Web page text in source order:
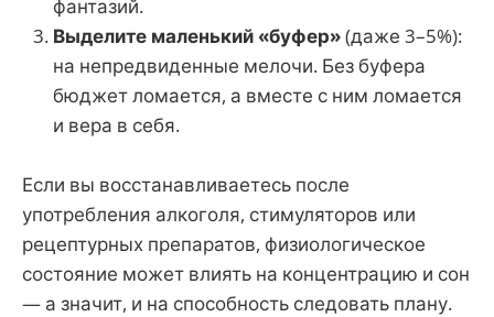
фантазий.
Выделите маленький «буфер»(даже 3–5%):
на непредвиденные мелочи. Без буфера
бюджет ломается, а вместе с ним ломается
и вера в себя.
Если вы восстанавливаетесь после
употребления алкоголя, стимуляторов или
рецептурных препаратов, физиологическое
состояние может влиять на концентрацию и сон
— а значит, и на способность следовать плану.